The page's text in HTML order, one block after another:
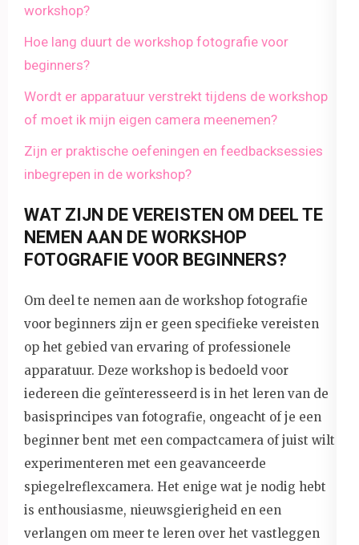
workshop?
Hoe lang duurt de workshop fotografie voor
beginners?
Wordt er apparatuur verstrekt tijdens de workshop
of moet ik mijn eigen camera meenemen?
Zijn er praktische oefeningen en feedbacksessies
inbegrepen in de workshop?
WAT ZIJN DE VEREISTEN OM DEEL TE
NEMEN AAN DE WORKSHOP
FOTOGRAFIE VOOR BEGINNERS?
Om deel te nemen aan de workshop fotografie
voor beginners zijn er geen specifieke vereisten
op het gebied van ervaring of professionele
apparatuur. Deze workshop is bedoeld voor
iedereen die geïnteresseerd is in het leren van de
basisprincipes van fotografie, ongeacht of je een
beginner bent met een compactcamera of juist wilt
experimenteren met een geavanceerde
spiegelreflexcamera. Het enige wat je nodig hebt
is enthousiasme, nieuwsgierigheid en een
verlangen om meer te leren over het vastleggen